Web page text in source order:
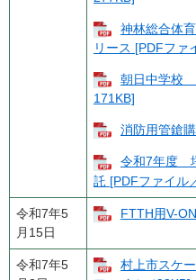
神林総合体
リース [PDFファ
朝日中学校
171KB]
消防用管鎗
令和7年度
託 [PDFファイル
令和7年5
月15日
FTTH用V-
令和7年5
村上市スケ